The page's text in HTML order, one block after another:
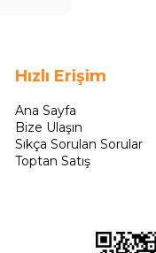
Hızlı Erişim
Ana Sayfa
Bize Ulaşın
Sıkça Sorulan Sorular
Toptan Satış